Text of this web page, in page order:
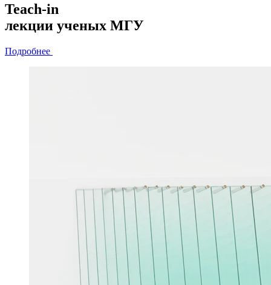
2022-й год
объявленгодом минералогии
Подробнее
Teach-in
лекции ученых МГУ
Подробнее